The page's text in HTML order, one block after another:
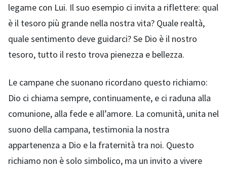
legame con Lui. Il suo esempio ci invita a riflettere: qual
è il tesoro più grande nella nostra vita? Quale realtà,
quale sentimento deve guidarci? Se Dio è il nostro
tesoro, tutto il resto trova pienezza e bellezza.
Le campane che suonano ricordano questo richiamo:
Dio ci chiama sempre, continuamente, e ci raduna alla
comunione, alla fede e all’amore. La comunità, unita nel
suono della campana, testimonia la nostra
appartenenza a Dio e la fraternità tra noi. Questo
richiamo non è solo simbolico, ma un invito a vivere